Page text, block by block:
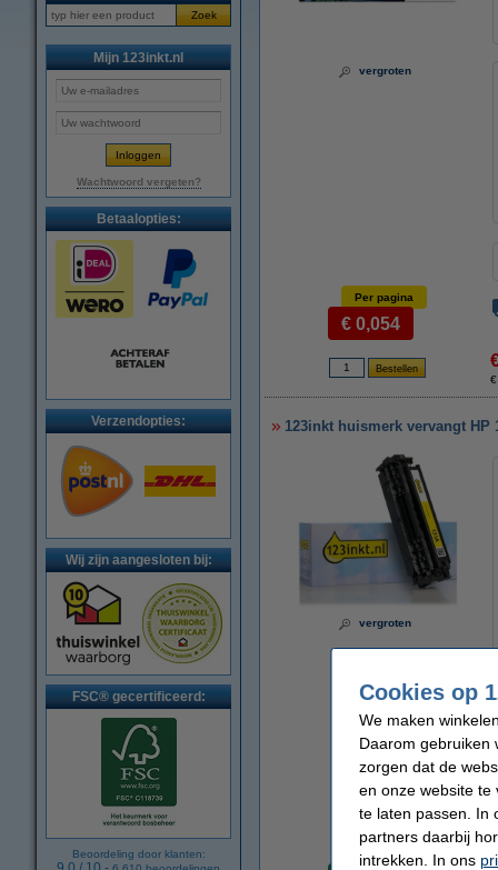
Zoek
Mijn 123inkt.nl
Wachtwoord vergeten?
Betaalopties:
Verzendopties:
Wij zijn aangesloten bij:
FSC® gecertificeerd:
Beoordeling door klanten:
vergroten
Per pagina
€ 0,054
123inkt huismerk vervangt HP
vergroten
Per pagina
Cookies op
We maken
Daarom gebruiken
zorgen dat de
en onze website te
te laten passen. In
partners daarbij
intrekken. In ons